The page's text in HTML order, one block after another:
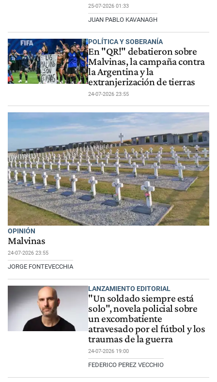
25-07-2026 01:33
JUAN PABLO KAVANAGH
POLÍTICA Y SOBERANÍA
En "QR!" debatieron sobre
Malvinas, la campaña contra
la Argentina y la
extranjerización de tierras
24-07-2026 23:55
OPINIÓN
Malvinas
24-07-2026 23:55
JORGE FONTEVECCHIA
LANZAMIENTO EDITORIAL
"Un soldado siempre está
solo", novela policial sobre
un excombatiente
atravesado por el fútbol y los
traumas de la guerra
24-07-2026 19:00
FEDERICO PEREZ VECCHIO